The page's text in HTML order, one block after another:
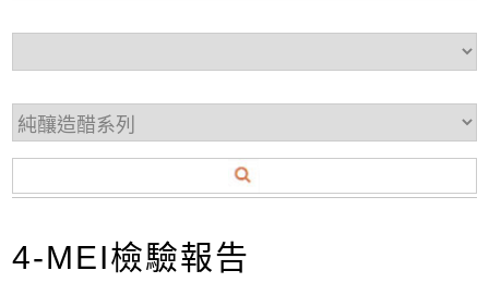
4-MEI檢驗報告